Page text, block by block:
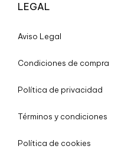
LEGAL
Aviso Legal
Condiciones de compra
Política de privacidad
Términos y condiciones
Política de cookies